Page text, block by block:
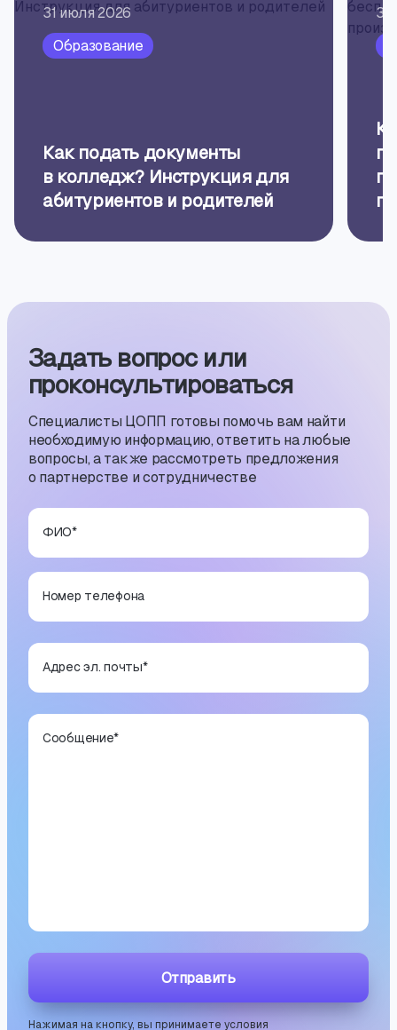
31 июля 2026
Образование
Как подать документы
в колледж? Инструкция для
абитуриентов и родителей
31
Задать вопрос или
проконсуль­тиро­ваться
Специалисты ЦОПП готовы помочь вам найти
необходимую информацию, ответить на любые
вопросы, а также рассмотреть предложения
о партнерстве и сотрудничестве
ФИО*
Номер телефона
Адрес эл. почты*
Сообщение*
Отправить
Нажимая на кнопку, вы принимаете условия